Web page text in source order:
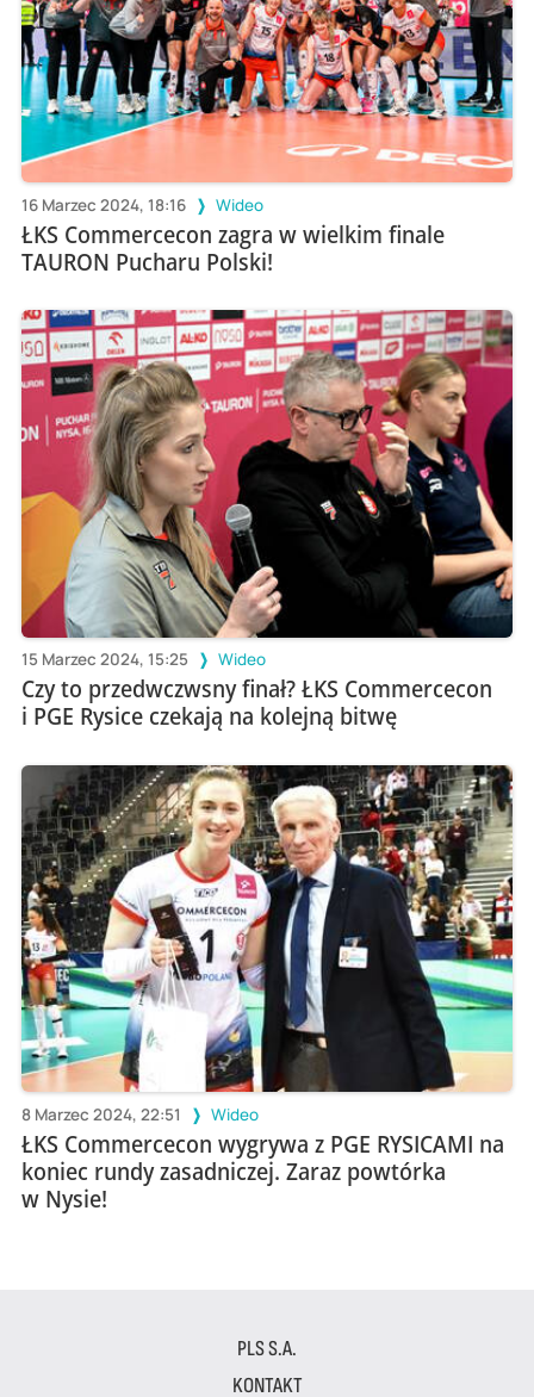
16 Marzec 2024, 18:16 Wideo
ŁKS Commercecon zagra w wielkim finale
TAURON Pucharu Polski!
15 Marzec 2024, 15:25 Wideo
Czy to przedwczwsny finał? ŁKS Commercecon
i PGE Rysice czekają na kolejną bitwę
8 Marzec 2024, 22:51 Wideo
ŁKS Commercecon wygrywa z PGE RYSICAMI na
koniec rundy zasadniczej. Zaraz powtórka
w Nysie!
PLS S.A.
KONTAKT